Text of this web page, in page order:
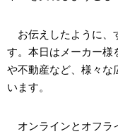
お伝えしたように、
す。本日はメーカー様
や不動産など、様々な
います。
オンラインとオフラ